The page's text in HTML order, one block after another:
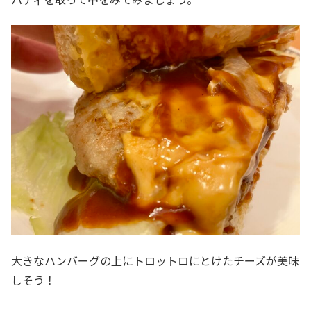
大きなハンバーグの上にトロットロにとけたチーズが美味
しそう！